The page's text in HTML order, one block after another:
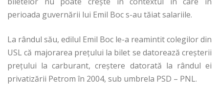
perioada guvernării lui Emil Boc s-au tăiat salariile.
La rândul său, edilul Emil Boc le-a reamintit colegilor din
USL că majorarea preţului la bilet se datorează creşterii
preţului la carburant, creştere datorată la rândul ei
privatizării Petrom în 2004, sub umbrela PSD – PNL.